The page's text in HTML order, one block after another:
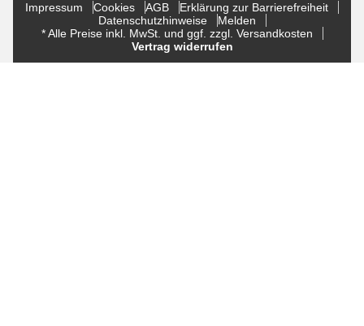
Impressum Cookies AGB
Erklärung zur Barrierefreiheit
Datenschutzhinweise
Melden
* Alle Preise inkl. MwSt. und ggf. zzgl. Versandkosten
Vertrag widerrufen